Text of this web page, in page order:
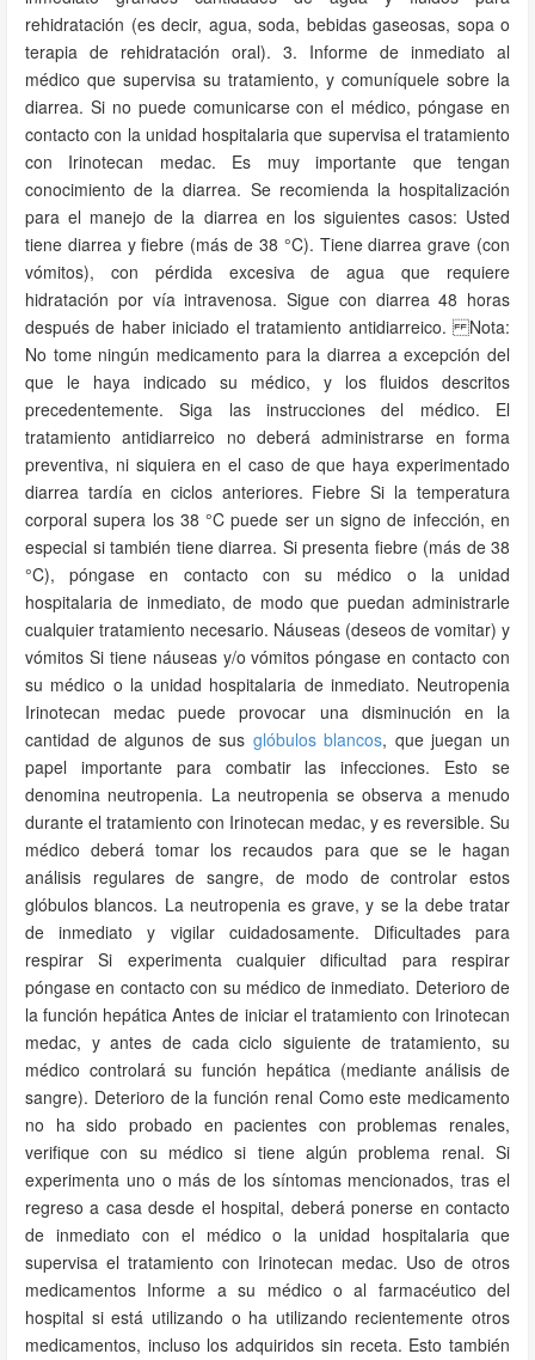
rehidratación (es decir, agua, soda, bebidas gaseosas, sopa o
terapia de rehidratación oral). 3. Informe de inmediato al
médico que supervisa su tratamiento, y comuníquele sobre la
diarrea. Si no puede comunicarse con el médico, póngase en
contacto con la unidad hospitalaria que supervisa el tratamiento
con Irinotecan medac. Es muy importante que tengan
conocimiento de la diarrea. Se recomienda la hospitalización
para el manejo de la diarrea en los siguientes casos: Usted
tiene diarrea y fiebre (más de 38 °C). Tiene diarrea grave (con
vómitos), con pérdida excesiva de agua que requiere
hidratación por vía intravenosa. Sigue con diarrea 48 horas
después de haber iniciado el tratamiento antidiarreico. Nota:
No tome ningún medicamento para la diarrea a excepción del
que le haya indicado su médico, y los fluidos descritos
precedentemente. Siga las instrucciones del médico. El
tratamiento antidiarreico no deberá administrarse en forma
preventiva, ni siquiera en el caso de que haya experimentado
diarrea tardía en ciclos anteriores. Fiebre Si la temperatura
corporal supera los 38 °C puede ser un signo de infección, en
especial si también tiene diarrea. Si presenta fiebre (más de 38
°C), póngase en contacto con su médico o la unidad
hospitalaria de inmediato, de modo que puedan administrarle
cualquier tratamiento necesario. Náuseas (deseos de vomitar) y
vómitos Si tiene náuseas y/o vómitos póngase en contacto con
su médico o la unidad hospitalaria de inmediato. Neutropenia
Irinotecan medac puede provocar una disminución en la
cantidad de algunos de sus glóbulos blancos, que juegan un
papel importante para combatir las infecciones. Esto se
denomina neutropenia. La neutropenia se observa a menudo
durante el tratamiento con Irinotecan medac, y es reversible. Su
médico deberá tomar los recaudos para que se le hagan
análisis regulares de sangre, de modo de controlar estos
glóbulos blancos. La neutropenia es grave, y se la debe tratar
de inmediato y vigilar cuidadosamente. Dificultades para
respirar Si experimenta cualquier dificultad para respirar
póngase en contacto con su médico de inmediato. Deterioro de
la función hepática Antes de iniciar el tratamiento con Irinotecan
medac, y antes de cada ciclo siguiente de tratamiento, su
médico controlará su función hepática (mediante análisis de
sangre). Deterioro de la función renal Como este medicamento
no ha sido probado en pacientes con problemas renales,
verifique con su médico si tiene algún problema renal. Si
experimenta uno o más de los síntomas mencionados, tras el
regreso a casa desde el hospital, deberá ponerse en contacto
de inmediato con el médico o la unidad hospitalaria que
supervisa el tratamiento con Irinotecan medac. Uso de otros
medicamentos Informe a su médico o al farmacéutico del
hospital si está utilizando o ha utilizando recientemente otros
medicamentos, incluso los adquiridos sin receta. Esto también